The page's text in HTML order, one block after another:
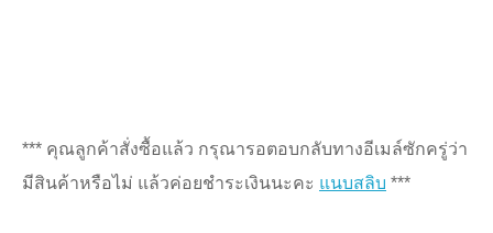
*** คุณลูกค้าสั่งซื้อแล้ว กรุณารอตอบกลับทางอีเมล์ซักครู่ว่า
มีสินค้าหรือไม่ แล้วค่อยชำระเงินนะคะ แนบสลิบ ***